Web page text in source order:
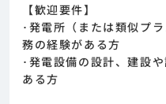
【歓迎要件】
･発電所（または類似プ
務の経験がある方
･発電設備の設計、建設
ある方